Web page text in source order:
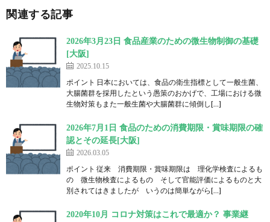
関連する記事
2026年3月23日 食品産業のための微生物制御の基礎
[大阪]
2025.10.15
ポイント 日本においては、食品の衛生指標として一般生菌、
大腸菌群を採用したという愚策のおかげで、工場における微
生物対策もまた一般生菌や大腸菌群に傾倒し[…]
2026年7月1日 食品のための消費期限・賞味期限の確
認とその延長[大阪]
2026.03.05
ポイント 従来 消費期限・賞味期限は 理化学検査によるも
の 微生物検査によるもの そして官能評価によるものと大
別されてはきましたが いうのは簡単ながら[…]
2020年10月 コロナ対策はこれで最適か？ 事業継